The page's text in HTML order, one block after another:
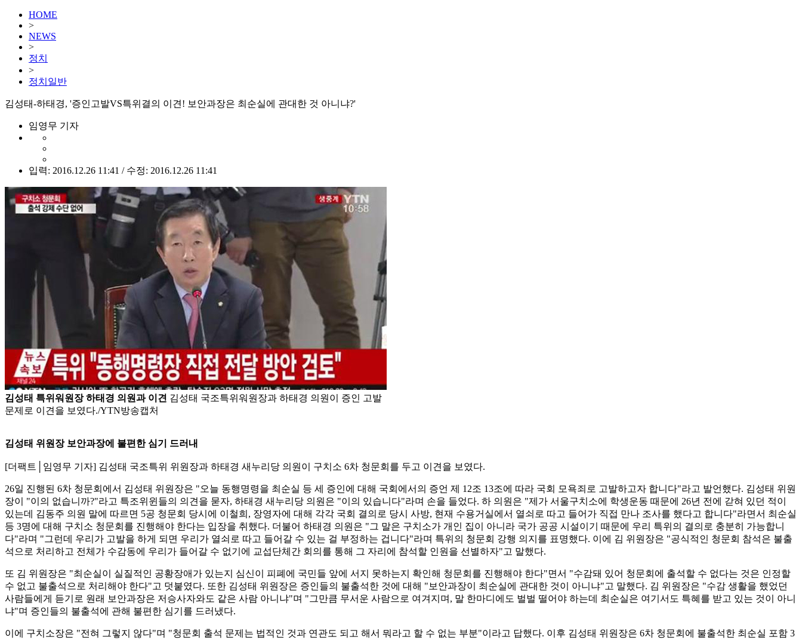
HOME
>
NEWS
>
정치
>
정치일반
김성태-하태경, '증인고발VS특위결의 이견! 보안과장은 최순실에 관대한 것 아니냐?'
임영무 기자
입력: 2016.12.26 11:41 / 수정: 2016.12.26 11:41
김성태 특위워원장 하태경 의원과 이견 김성태 국조특위워원장과 하태경 의원이 증인 고발
문제로 이견을 보였다./YTN방송캡처
김성태 위원장 보안과장에 불편한 심기 드러내
[더팩트│임영무 기자] 김성태 국조특위 위원장과 하태경 새누리당 의원이 구치소 6차 청문회를 두고 이견을 보였다.
26일 진행된 6차 청문회에서 김성태 위원장은 "오늘 동행명령을 최순실 등 세 증인에 대해 국회에서의 증언 제 12조 13조에 따라 국회 모욕죄로 고발하고자 합니다"라고 발언했다. 김성태 위원
장이 "이의 없습니까?"라고 특조위윈들의 의견을 묻자, 하태경 새누리당 의원은 "이의 있습니다"라며 손을 들었다. 하 의원은 "제가 서울구치소에 학생운동 때문에 26년 전에 갇혀 있던 적이
있는데 김동주 의원 말에 따르면 5공 청문회 당시에 이철희, 장영자에 대해 각각 국회 결의로 당시 사방, 현재 수용거실에서 열쇠로 따고 들어가 직접 만나 조사를 했다고 합니다"라면서 최순실
등 3명에 대해 구치소 청문회를 진행해야 한다는 입장을 취했다. 더불어 하태경 의원은 "그 말은 구치소가 개인 집이 아니라 국가 공공 시설이기 때문에 우리 특위의 결의로 충분히 가능합니
다"라며 "그런데 우리가 고발을 하게 되면 우리가 열쇠로 따고 들어갈 수 있는 걸 부정하는 겁니다"라며 특위의 청문회 강행 의지를 표명했다. 이에 김 위원장은 "공식적인 청문회 참석은 불출
석으로 처리하고 전체가 수감동에 우리가 들어갈 수 없기에 교섭단체간 회의를 통해 그 자리에 참석할 인원을 선별하자"고 말했다.
또 김 위원장은 "최순실이 실질적인 공황장애가 있는지 심신이 피폐에 국민들 앞에 서지 못하는지 확인해 청문회를 진행해야 한다"면서 "수감돼 있어 청문회에 출석할 수 없다는 것은 인정할
수 없고 불출석으로 처리해야 한다"고 덧붙였다. 또한 김성태 위원장은 증인들의 불출석한 것에 대해 "보안과장이 최순실에 관대한 것이 아니냐"고 말했다. 김 위원장은 "수감 생활을 했었던
사람들에게 듣기로 원래 보안과장은 저승사자와도 같은 사람 아니냐"며 "그만큼 무서운 사람으로 여겨지며, 말 한마디에도 벌벌 떨어야 하는데 최순실은 여기서도 특혜를 받고 있는 것이 아니
냐"며 증인들의 불출석에 관해 불편한 심기를 드러냈다.
이에 구치소장은 "전혀 그렇지 않다"며 "청문회 출석 문제는 법적인 것과 연관도 되고 해서 뭐라고 할 수 없는 부분"이라고 답했다. 이후 김성태 위원장은 6차 청문회에 불출석한 최순실 포함 3